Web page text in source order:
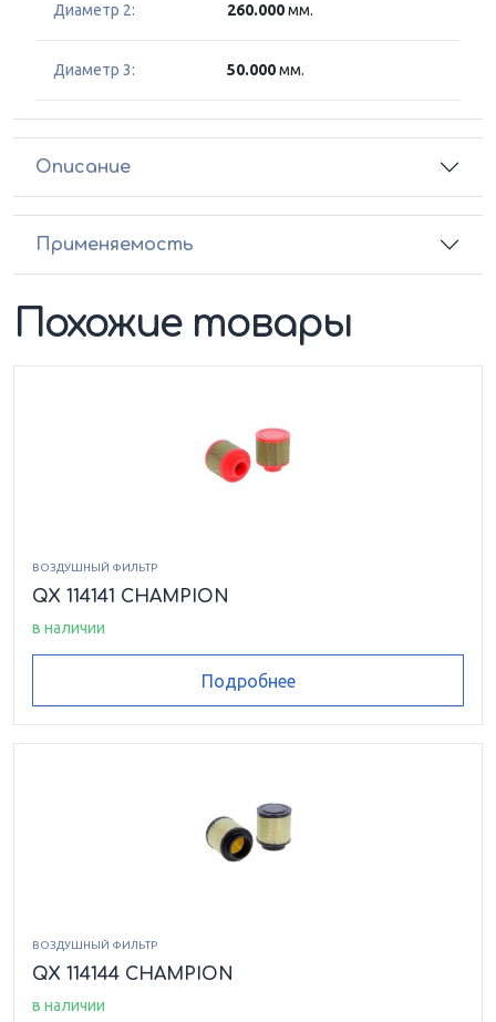
Диаметр 2: 260.000мм.
Диаметр 3: 50.000мм.
Описание
Применяемость
Похожие товары
ВОЗДУШНЫЙ ФИЛЬТР
QX 114141 CHAMPION
в наличии
Подробнее
ВОЗДУШНЫЙ ФИЛЬТР
QX 114144 CHAMPION
в наличии